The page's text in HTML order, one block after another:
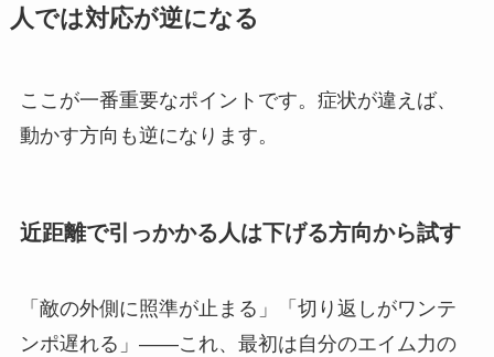
人では対応が逆になる
ここが一番重要なポイントです。症状が違えば、
動かす方向も逆になります。
近距離で引っかかる人は下げる方向から試す
「敵の外側に照準が止まる」「切り返しがワンテ
ンポ遅れる」——これ、最初は自分のエイム力の